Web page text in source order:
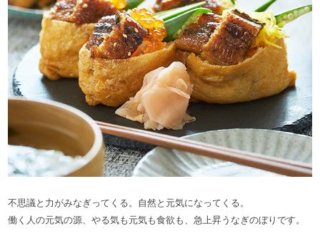
不思議と力がみなぎってくる。自然と元気になってくる。
働く人の元気の源、やる気も元気も食欲も、急上昇うなぎのぼりです。